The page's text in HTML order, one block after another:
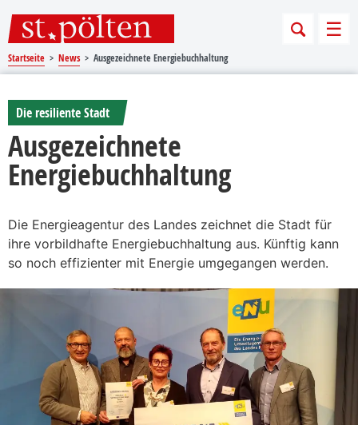
Startseite News Ausgezeichnete Energiebuchhaltung
Die resiliente Stadt
Ausgezeichnete
Energiebuchhaltung
Die Energieagentur des Landes zeichnet die Stadt für
ihre vorbildhafte Energiebuchhaltung aus. Künftig kann
so noch effizienter mit Energie umgegangen werden.